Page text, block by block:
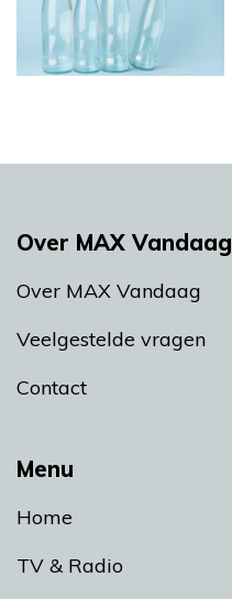
Menu
Home
TV & Radio
Over MAX Vandaag
Over MAX Vandaag
Veelgestelde vragen
Contact